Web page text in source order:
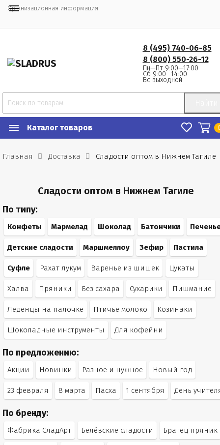
Организационная информация
8 (495) 740-06-85
8 (800) 550-26-12
Пн—Пт 9:00—17:00
Сб 9:00—14:00
Вс выходной
Каталог товаров
Главная Доставка Сладости оптом в Нижнем Тагиле
Сладости оптом в Нижнем Тагиле
По типу:
Конфеты Мармелад Шоколад Батончики
Детские сладости Маршмеллоу Зефир Пастила
Суфле Рахат лукум Варенье из шишек Цукаты
Халва Пряники Без сахара Сухарики Пишмание
Леденцы на палочке Птичье молоко Козинаки
Шоколадные инструменты Для кофейни
По предложению:
Акции Новинки Разное и нужное Новый год
23 февраля 8 марта Пасха 1 сентября День
По бренду:
Фабрика СладАрт Белёвские сладости Братец пряник